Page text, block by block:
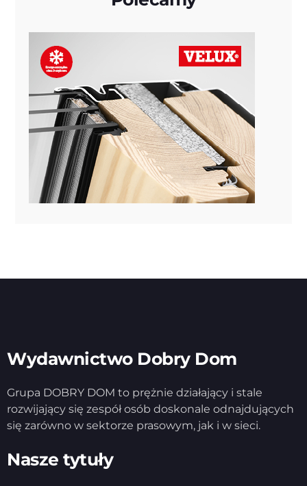
Wydawnictwo Dobry Dom
Grupa DOBRY DOM to prężnie działający i stale
rozwijający się zespół osób doskonale odnajdujących
się zarówno w sektorze prasowym, jak i w sieci.
Nasze tytuły